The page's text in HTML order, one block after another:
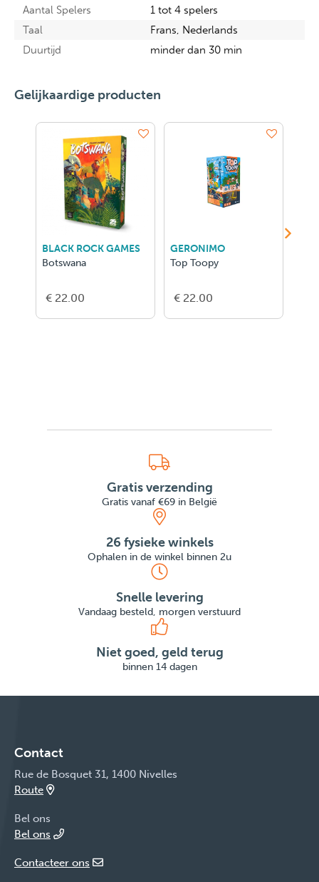
Aantal Spelers
1 tot 4 spelers
Taal
Frans, Nederlands
Duurtijd
minder dan 30 min
Gelijkaardige producten
BLACK ROCK GAMES
Botswana
€ 22.00
GERONIMO
Top Toopy
€ 22.00
Gratis verzending
Gratis vanaf €69 in België
26 fysieke winkels
Ophalen in de winkel binnen 2u
Snelle levering
Vandaag besteld, morgen verstuurd
Niet goed, geld terug
binnen 14 dagen
Contact
Rue de Bosquet 31, 1400 Nivelles
Route
Bel ons
Bel ons
Contacteer ons